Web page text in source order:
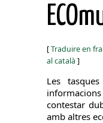
[Traduire en
al català ]
Les
contestar
amb altres